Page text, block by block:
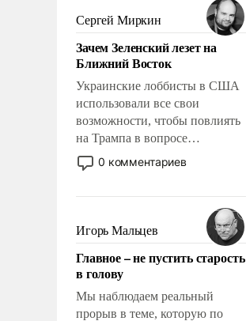
псевдонаучной фантастики,
стало всерьез обсуждаемой
идеей.
Сергей Миркин
Зачем Зеленский лезет на
Ближний Восток
Украинские лоббисты в США
использовали все свои
возможности, чтобы повлиять
на Трампа в вопросе
предоставления вооружений
своим нанимателям. Вероятно,
консультирует Киев, пришла в
голову мысль: хорошо бы
продемонстрировать, что
Украина вступила в
вооруженное противостояние
с Ираном.
0 комментариев
Игорь Мальцев
Главное – не пустить старость
в голову
Мы наблюдаем реальный
прорыв в теме, которую по